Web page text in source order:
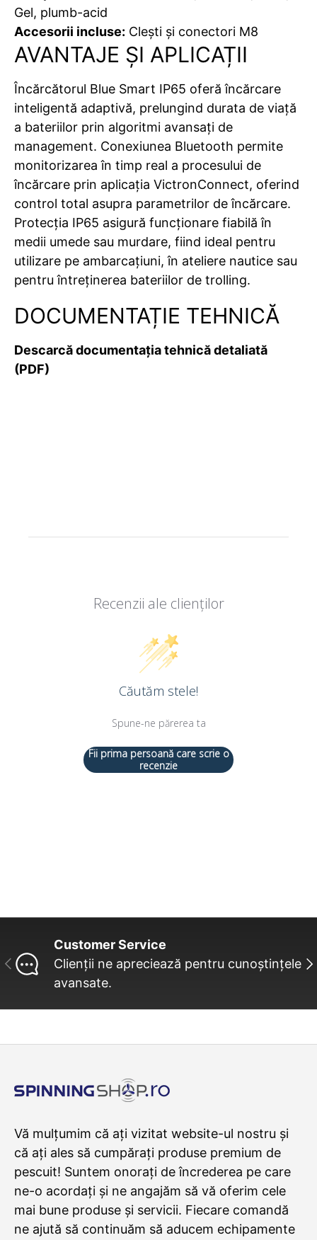
Gel, plumb-acid
Accesorii incluse: Clești și conectori M8
AVANTAJE ȘI APLICAȚII
Încărcătorul Blue Smart IP65 oferă încărcare
inteligentă adaptivă, prelungind durata de viață
a bateriilor prin algoritmi avansați de
management. Conexiunea Bluetooth permite
monitorizarea în timp real a procesului de
încărcare prin aplicația VictronConnect, oferind
control total asupra parametrilor de încărcare.
Protecția IP65 asigură funcționare fiabilă în
medii umede sau murdare, fiind ideal pentru
utilizare pe ambarcațiuni, în ateliere nautice sau
pentru întreținerea bateriilor de trolling.
DOCUMENTAȚIE TEHNICĂ
Descarcă documentația tehnică detaliată
(PDF)
Recenzii ale clienților
Căutăm stele!
Spune-ne părerea ta
Fii prima persoană care scrie o
recenzie
INAINTE
Customer Service
Clienții ne apreciează pentru cunoștințele
avansate.
Vă mulțumim că ați vizitat website-ul nostru și
că ați ales să cumpărați produse premium de
pescuit! Suntem onorați de încrederea pe care
ne-o acordați și ne angajăm să vă oferim cele
mai bune produse și servicii. Fiecare comandă
ne ajută să continuăm să aducem echipamente